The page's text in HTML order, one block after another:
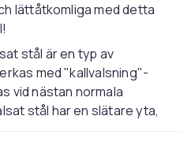
lättåtkomliga med detta
stål är en typ av
med "kallvalsning"-
vid nästan normala
stål har en slätare yta,